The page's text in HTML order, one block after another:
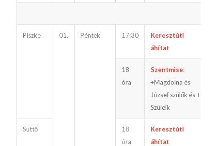
Piszke 01. Péntek 17:30
Keresztúti
áhítat
18
óra
Szentmise:
+Magdolna és
József szülők és +
Szüleik
Süttő
18
óra
Keresztúti
áhítat